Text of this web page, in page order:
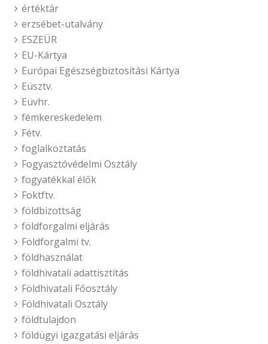
értéktár
erzsébet-utalvány
ESZEÜR
EU-Kártya
Európai Egészségbiztosítási Kártya
Eüsztv.
Eüvhr.
fémkereskedelem
Fétv.
foglalkoztatás
Fogyasztóvédelmi Osztály
fogyatékkal élők
Foktftv.
földbizottság
földforgalmi eljárás
Földforgalmi tv.
földhasználat
földhivatali adattisztítás
Földhivatali Főosztály
Földhivatali Osztály
földtulajdon
földügyi igazgatási eljárás